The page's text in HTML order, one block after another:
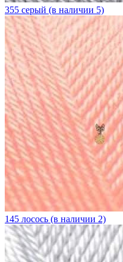
355 серый (в наличии 5)
145 лосось (в наличии 2)